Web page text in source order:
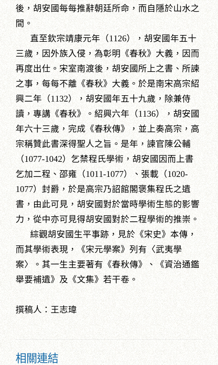
後，胡安國每每推辭朝廷所命，而自隱於山水之
間。
直至欽宗靖康元年（1126），胡安國年五十
三歲，因外族入侵，為彰明《春秋》大義，因而
再度出仕。宋室南渡後，胡安國所上之書、所諫
之事，每每不離《春秋》大義。於是南宋高宗紹
興二年（1132），胡安國年五十九歲，除兼侍
讀，專講《春秋》。紹興六年（1136），胡安國
年六十三歲，完成《春秋傳》，並上奏高宗，高
宗稱贊此書深得聖人之旨。是年，諫官陳公輔
（1077-1042）乞禁程氏學術，胡安國因而上書
乞加二程、邵雍（1011-1077）、張載（1020-
1077）封爵，於是高宗乃詔館閣褒集程氏之遺
書，由此可見，胡安國對於當時學術生態的影響
力，從中亦可見得胡安國對於二程學術的推崇。
綜觀胡安國生平事跡，見於《宋史》本傳，
而其學術表現，《宋元學案》列有〈武夷學
案〉。其一生主要著有《春秋傳》、《資治通鑑
舉要補遺》及《文集》若干卷。
撰稿人：王志瑋
相關連結